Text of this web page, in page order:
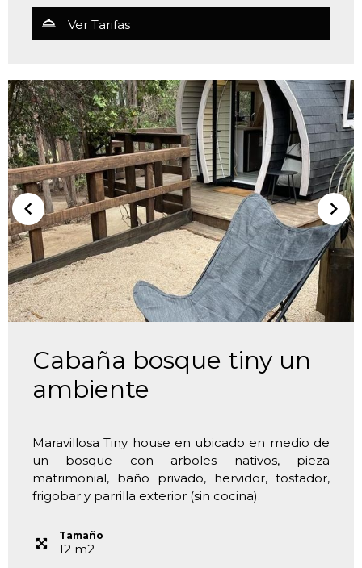
Ver Tarifas
Cabaña bosque tiny un
ambiente
Maravillosa Tiny house en ubicado en medio de
un bosque con arboles nativos, pieza
matrimonial, baño privado, hervidor, tostador,
frigobar y parrilla exterior (sin cocina).
Tamaño
12 m2